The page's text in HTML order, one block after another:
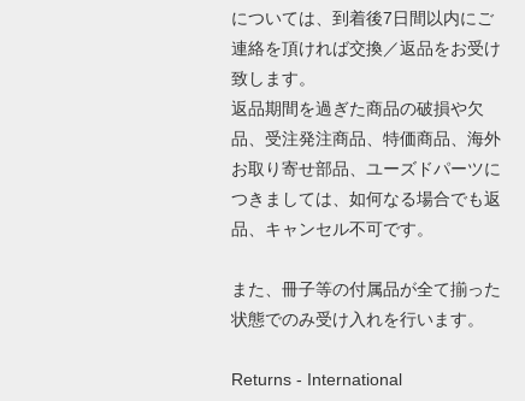
については、到着後7日間以内にご
連絡を頂ければ交換／返品をお受け
致します。
返品期間を過ぎた商品の破損や欠
品、受注発注商品、特価商品、海外
お取り寄せ部品、ユーズドパーツに
つきましては、如何なる場合でも返
品、キャンセル不可です。
また、冊子等の付属品が全て揃った
状態でのみ受け入れを行います。
Returns - International